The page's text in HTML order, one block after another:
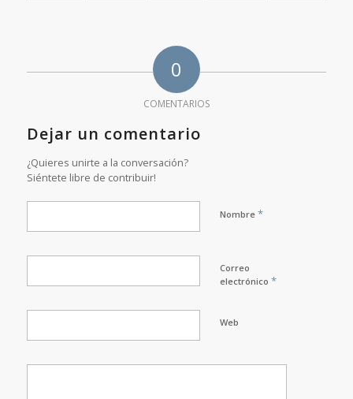
0
COMENTARIOS
Dejar un comentario
¿Quieres unirte a la conversación?
Siéntete libre de contribuir!
Nombre *
Correo
electrónico *
Web